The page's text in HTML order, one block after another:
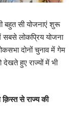
बहुत सी योजनाएं शुरू
लोकप्रिय योजना
दोनों चुनाव में गेम
हुए राज्यों में भी
से राज्य की